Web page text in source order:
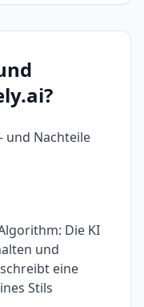
?
und Nachteile
Die KI
und
eine
Stils